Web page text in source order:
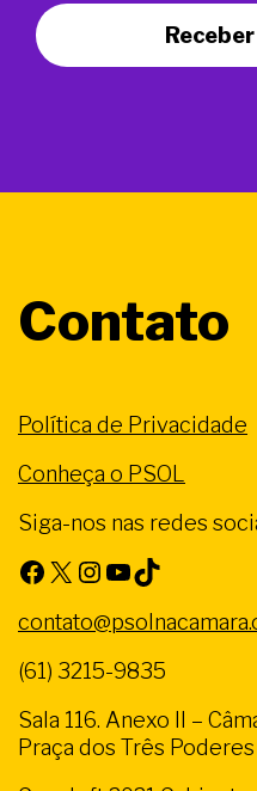
Contato
Política de Privacidade
Conheça o PSOL
Siga-nos nas redes
Facebook X Instagram Youtube TikTok
(61) 3215-9835
Sala 116. Anexo II –
Praça dos Três Poderes